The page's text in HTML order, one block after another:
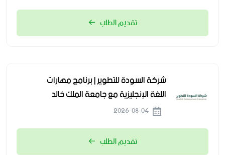
تقديم الطلب
شركة السودة للتطوير | برنامج مهارات
اللغة الإنجليزية مع جامعة الملك خالد
تقديم الطلب